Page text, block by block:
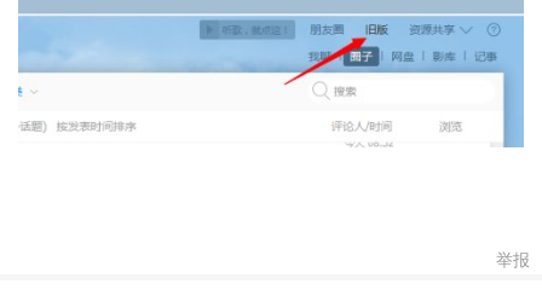
举报